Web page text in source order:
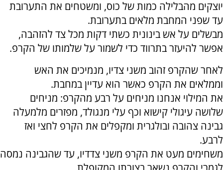
יוצקים מהבלילה כמות של כוס, ומשטחים את התערובת
עד שפני המחבת מלאים בתערובת.
מבשלים על אש בינונית כשתי דקות מכל צד להזהבה,
אפשר להיעזר בתרווד כדי לשמור על שלמותו של הקרפ.
לאחר שהקרפ זהוב משני צדיו, מנמיכים את האש
וממלאים את הקרפ כאשר הוא עדיין במחבת.
את המילוי אנחנו מניחים על רבע מהקרפ: מניחים
שלושה עיגולי קישוא וכף עלי מנגולד, מפזרים מלמעלה
גבינה צהובה ובולגרית ומקפלים את הקרפ לחצי ואז
לרבע.
משחימים מעט את הקרפ משני צדדיו, עד שהגבינה נמסה